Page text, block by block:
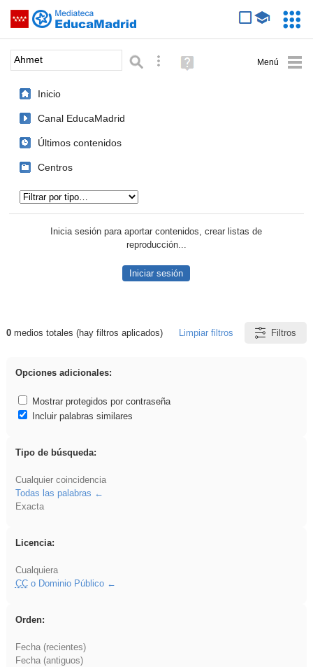
Saltar navegación
Palabra o frase: Búsqueda avanzada
Ayuda
(en
Inicio
Canal EducaMadrid
Últimos contenidos
Centros
Inicia sesión para aportar contenidos, crear listas de
reproducción...
Iniciar sesión
Resultados de: Ahmet
0medios totales (hay filtros aplicados) Limpiar filtros Filtros
Opciones adicionales:
Mostrar protegidos por contraseña
Incluir palabras similares
Tipo de búsqueda:
Cualquier coincidencia
Todas las palabras
Exacta
Licencia:
Cualquiera
CCo Dominio Público
Orden:
Fecha (recientes)
Fecha (antiguos)